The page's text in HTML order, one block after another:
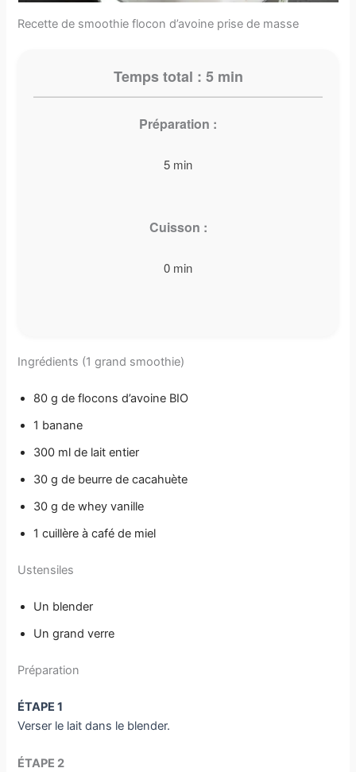
Recette de smoothie flocon d’avoine prise de masse
Temps total : 5 min
Préparation :
5 min
Cuisson :
0 min
Ingrédients (1 grand smoothie)
80 g deflocons d’avoine BIO
1 banane
300 ml de lait entier
30 g de beurre de cacahuète
30 g de whey vanille
1 cuillère à café de miel
Ustensiles
Un blender
Un grand verre
Préparation
ÉTAPE 1
Verser le lait dans le blender.
ÉTAPE 2